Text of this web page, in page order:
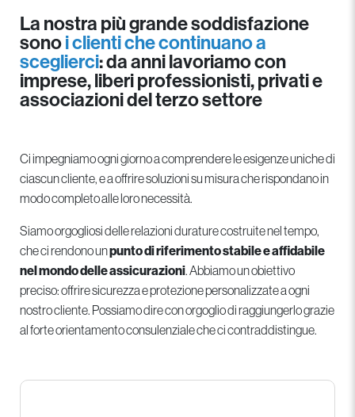
La nostra più grande soddisfazione
sonoi clienti che continuano a
sceglierci: da anni lavoriamo con
imprese, liberi professionisti, privati e
associazioni del terzo settore
Ci impegniamo ogni giorno a comprendere le esigenze uniche di
ciascun cliente, e a offrire soluzioni su misura che rispondano in
modo completo alle loro necessità.
Siamo orgogliosi delle relazioni durature costruite nel tempo,
che ci rendono unpunto di riferimento stabile e affidabile
nel mondo delle assicurazioni. Abbiamo un obiettivo
preciso: offrire sicurezza e protezione personalizzate a ogni
nostro cliente. Possiamo dire con orgoglio di raggiungerlo grazie
al forte orientamento consulenziale che ci contraddistingue.